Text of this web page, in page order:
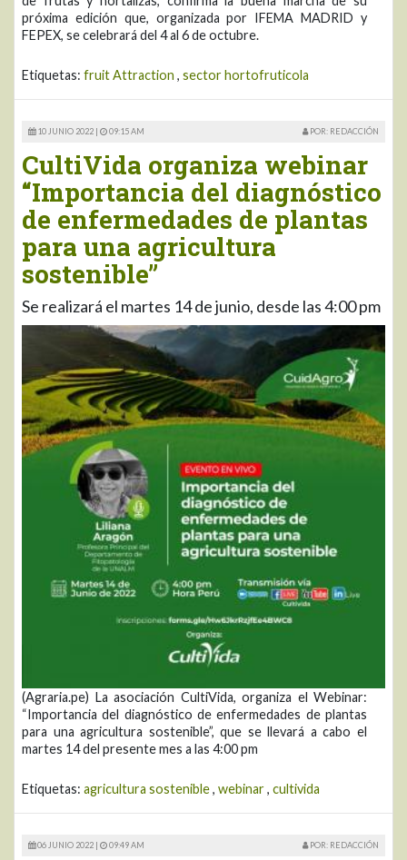
próxima edición que, organizada por IFEMA MADRID y
FEPEX, se celebrará del 4 al 6 de octubre.
Etiquetas: fruit Attraction , sector hortofruticola
10 JUNIO 2022 | 09:15 AM POR: REDACCIÓN
CultiVida organiza webinar
“Importancia del diagnóstico
de enfermedades de plantas
para una agricultura
sostenible”
Se realizará el martes 14 de junio, desde las 4:00 pm
(Agraria.pe) La asociación CultiVida, organiza el Webinar:
“Importancia del diagnóstico de enfermedades de plantas
para una agricultura sostenible”, que se llevará a cabo el
martes 14 del presente mes a las 4:00 pm
Etiquetas: agricultura sostenible, webinar, cultivida
06 JUNIO 2022 | 09:49 AM POR: REDACCIÓN